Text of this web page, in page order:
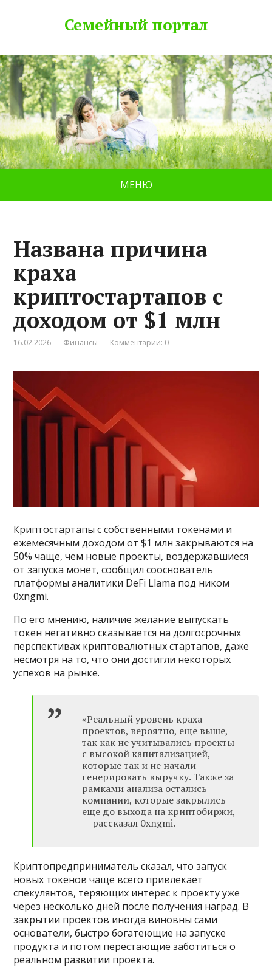
Семейный портал
МЕНЮ
Названа причина
краха
криптостартапов с
доходом от $1 млн
16.02.2026 Финансы Комментарии: 0
Криптостартапы с собственными токенами и
ежемесячным доходом от $1 млн закрываются на
50% чаще, чем новые проекты, воздержавшиеся
от запуска монет, сообщил сооснователь
платформы аналитики DeFi Llama под ником
0xngmi.
По его мнению, наличие желание выпускать
токен негативно сказывается на долгосрочных
перспективах криптовалютных стартапов, даже
несмотря на то, что они достигли некоторых
успехов на рынке.
«Реальный уровень краха
проектов, вероятно, еще выше,
так как не учитывались проекты
с высокой капитализацией,
которые так и не начали
генерировать выручку. Также за
рамками анализа остались
компании, которые закрылись
еще до выхода на криптобиржи,
— рассказал 0xngmi.
Криптопредприниматель сказал, что запуск
новых токенов чаще всего привлекает
спекулянтов, теряющих интерес к проекту уже
через несколько дней после получения наград. В
закрытии проектов иногда виновны сами
основатели, быстро богатеющие на запуске
продукта и потом перестающие заботиться о
реальном развитии проекта.